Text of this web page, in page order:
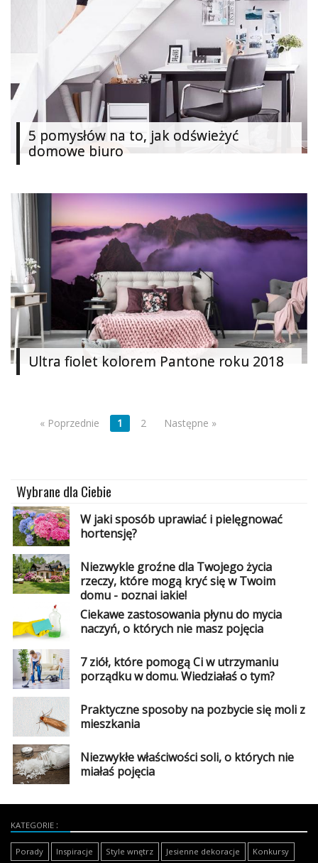
5 pomysłów na to, jak odświeżyć
domowe biuro
Ultra fiolet kolorem Pantone roku 2018
« Poprzednie 1 2 Następne »
Wybrane dla Ciebie
W jaki sposób uprawiać i pielęgnować
hortensję?
Niezwykle groźne dla Twojego życia
rzeczy, które mogą kryć się w Twoim
domu - poznaj jakie!
Ciekawe zastosowania płynu do mycia
naczyń, o których nie masz pojęcia
7 ziół, które pomogą Ci w utrzymaniu
porządku w domu. Wiedziałaś o tym?
Praktyczne sposoby na pozbycie się moli z
mieszkania
Niezwykłe właściwości soli, o których nie
miałaś pojęcia
KATEGORIE
Porady Inspiracje Style wnętrz Jesienne dekoracje Konkursy